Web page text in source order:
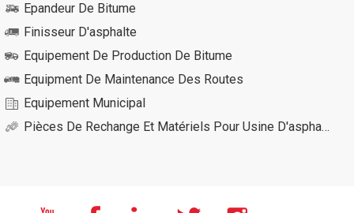
Epandeur De Bitume
Finisseur D'asphalte
Equipement De Production De Bitume
Equipment De Maintenance Des Routes
Equipement Municipal
Pièces De Rechange Et Matériels Pour Usine D'asphalte